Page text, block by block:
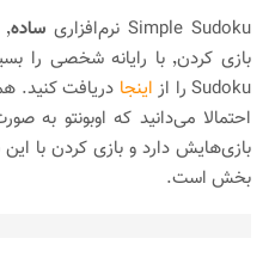
Simple Sudoku نرم‌افزاری
ساده٬
Sudoku را از
اینجا دریافت کنید.
احتمالا می‌دانید که اوبونتو به
بازی‌هایش دارد و بازی کردن با
بخش است.